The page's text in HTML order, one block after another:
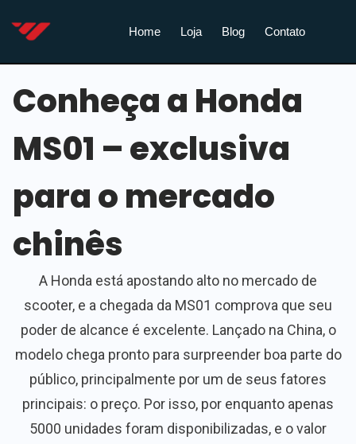
Home Loja Blog Contato
Conheça a Honda
MS01 – exclusiva
para o mercado
chinês
A Honda está apostando alto no mercado de
scooter, e a chegada da MS01 comprova que seu
poder de alcance é excelente. Lançado na China, o
modelo chega pronto para surpreender boa parte do
público, principalmente por um de seus fatores
principais: o preço. Por isso, por enquanto apenas
5000 unidades foram disponibilizadas, e o valor